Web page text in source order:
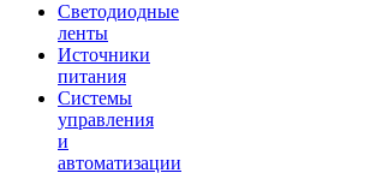
Светодиодные
ленты
Источники
питания
Системы
управления
и
автоматизации